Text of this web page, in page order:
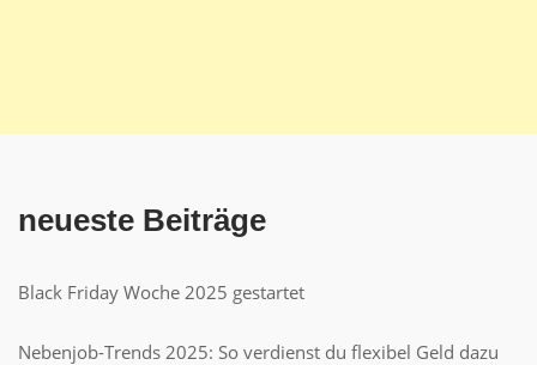
neueste Beiträge
Black Friday Woche 2025 gestartet
Nebenjob-Trends 2025: So verdienst du flexibel Geld dazu